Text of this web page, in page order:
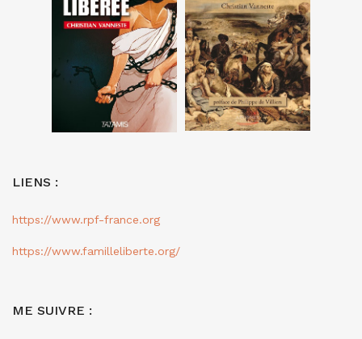
LIENS :
https://www.rpf-france.org
https://www.familleliberte.org/
ME SUIVRE :